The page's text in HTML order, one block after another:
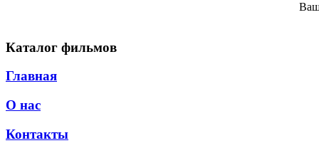
Каталог фильмов
Главная
О нас
Контакты